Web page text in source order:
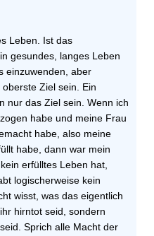
Leben. Ist das
gesundes, langes Leben
einzuwenden, aber
Ziel sein. Ein
nur das Ziel sein. Wenn ich
habe und meine Frau
habe, also meine
habe, dann war mein
erfülltes Leben hat,
logischerweise kein
wisst, was das eigentlich
hirntot seid, sondern
Sprich alle Macht der